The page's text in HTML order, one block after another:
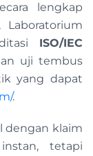
lengkap
ISO/IEC
uji tembus
yang dapat
.
dengan klaim
tetapi